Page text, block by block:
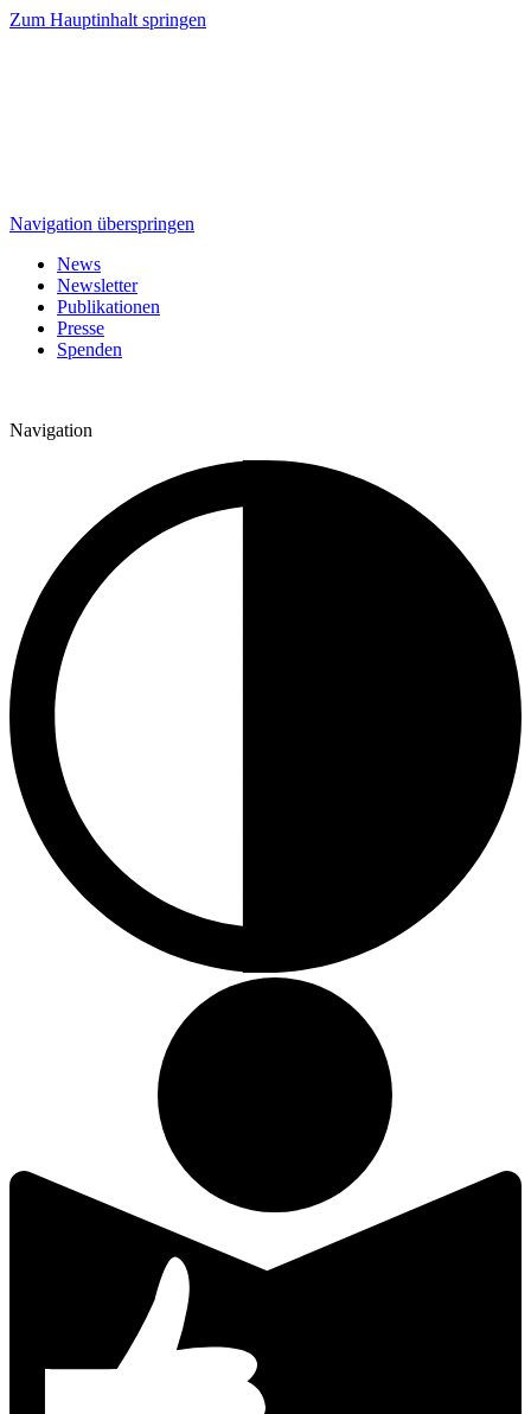
Zum Hauptinhalt springen
Navigation überspringen
News
Newsletter
Publikationen
Presse
Spenden
Navigation